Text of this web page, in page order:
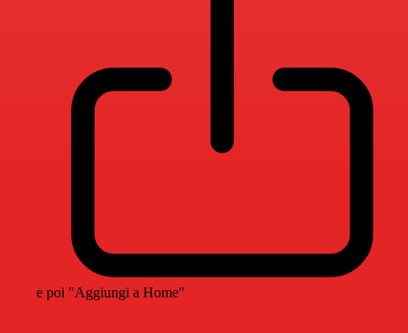
e poi "Aggiungi a Home"